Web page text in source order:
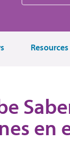
Resources
en